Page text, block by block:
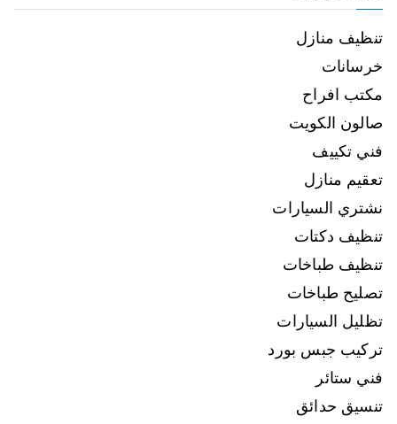
تنظيف منازل
خرسانات
مكتب افراح
صالون الكويت
فني تكييف
تعقيم منازل
نشتري السيارات
تنظيف دكتات
تنظيف طباخات
تصليح طباخات
تظليل السيارات
تركيب جبس بورد
فني ستائر
تنسيق حدائق